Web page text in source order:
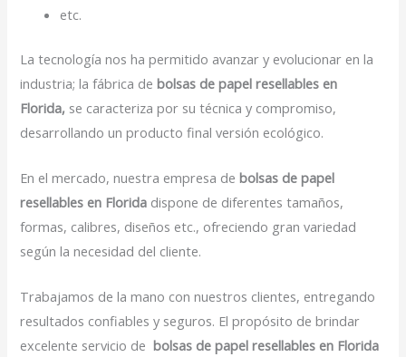
etc.
La tecnología nos ha permitido avanzar y evolucionar en la
industria; la fábrica debolsas de papel resellables en
Florida, se caracteriza por su técnica y compromiso,
desarrollando un producto final versión ecológico.
En el mercado, nuestra empresa debolsas de papel
resellables en Florida dispone de diferentes tamaños,
formas, calibres, diseños etc., ofreciendo gran variedad
según la necesidad del cliente.
Trabajamos de la mano con nuestros clientes, entregando
resultados confiables y seguros. El propósito de brindar
excelente servicio debolsas de papel resellables en Florida